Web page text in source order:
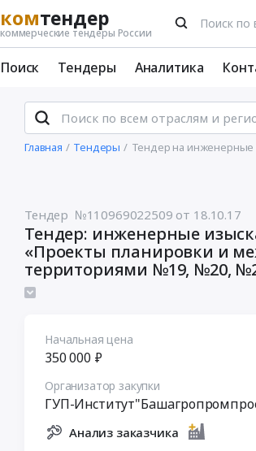
комтендер
коммерческие тендеры России
Поиск Тендеры Аналитика
Главная Тендеры Тендер на инженерные
Тендер №110969022509 от 18.10.17
Тендер: инженерные изыскания для разработки градостроительной
«Проекты планировки и
территориями №19, №20,
сельсовет
подготовкой инженерных
Начальная цена
350 000 ₽
Организатор закупки
ГУП-
Анализ заказчика